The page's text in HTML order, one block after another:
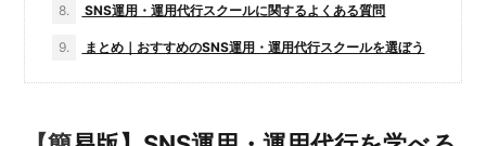
8. SNS運用・運用代行スクールに関するよくある質問
9. まとめ｜おすすめのSNS運用・運用代行スクールを選ぼう